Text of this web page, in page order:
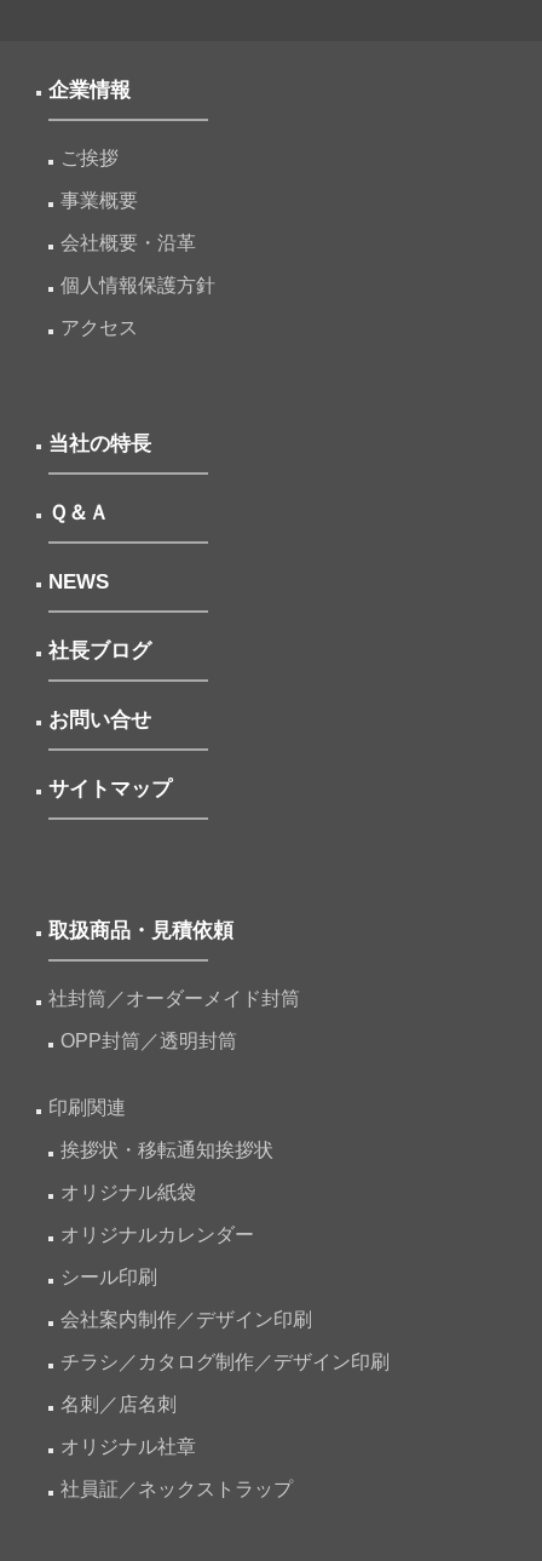
企業情報
ご挨拶
事業概要
会社概要・沿革
個人情報保護方針
アクセス
当社の特長
Ｑ＆Ａ
NEWS
社長ブログ
お問い合せ
サイトマップ
取扱商品・見積依頼
社封筒／オーダーメイド封筒
OPP封筒／透明封筒
印刷関連
挨拶状・移転通知挨拶状
オリジナル紙袋
オリジナルカレンダー
シール印刷
会社案内制作／デザイン印刷
チラシ／カタログ制作／デザイン印刷
名刺／店名刺
オリジナル社章
社員証／ネックストラップ